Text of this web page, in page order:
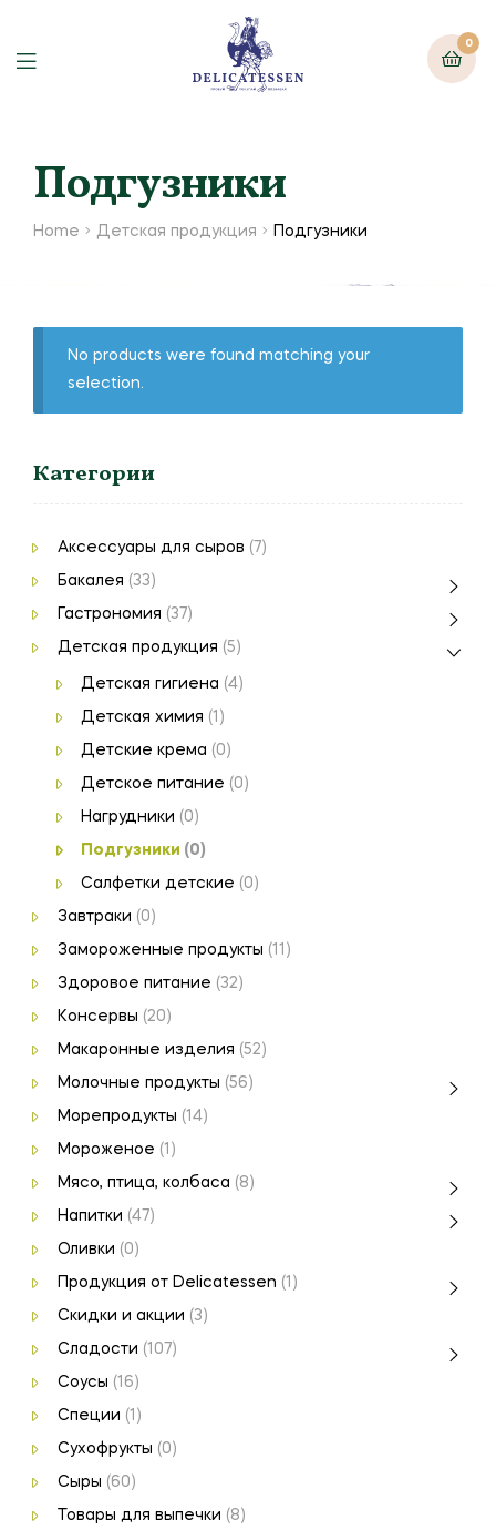
0
Подгузники
Home Детская продукция Подгузники
No products were found matching your
selection.
Категории
Аксессуары для сыров (7)
Бакалея (33)
Гастрономия (37)
Детская продукция (5)
Детская гигиена (4)
Детская химия (1)
Детские крема (0)
Детское питание (0)
Нагрудники (0)
Подгузники (0)
Салфетки детские (0)
Завтраки (0)
Замороженные продукты (11)
Здоровое питание (32)
Консервы (20)
Макаронные изделия (52)
Молочные продукты (56)
Морепродукты (14)
Мороженое (1)
Мясо, птица, колбаса (8)
Напитки (47)
Оливки (0)
Продукция от Delicatessen (1)
Скидки и акции (3)
Сладости (107)
Соусы (16)
Специи (1)
Сухофрукты (0)
Сыры (60)
Товары для выпечки (8)